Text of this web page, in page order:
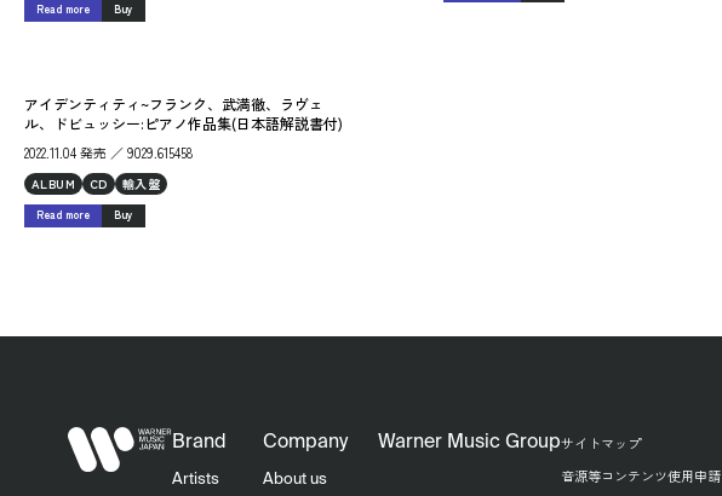
Read more Buy
アイデンティティ~フランク、武満徹、ラヴェ
ル、ドビュッシー:ピアノ作品集(日本語解説書付)
2022.11.04 発売 ／ 9029.615458
ALBUM CD 輸入盤
Read more Buy
Brand
Artists
Company
About us
Warner Music Groupサイトマップ
音源等コンテンツ使用申請